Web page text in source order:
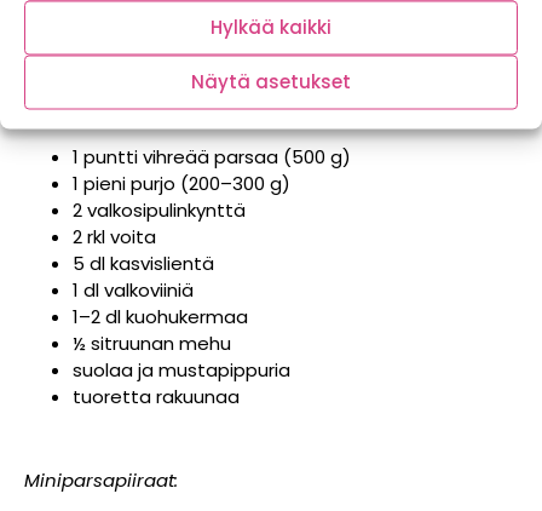
Hylkää kaikki
Näytä asetukset
Parsakeitto:
1 puntti vihreää parsaa (500 g)
1 pieni purjo (200–300 g)
2 valkosipulinkynttä
2 rkl voita
5 dl kasvislientä
1 dl valkoviiniä
1–2 dl kuohukermaa
½ sitruunan mehu
suolaa ja mustapippuria
tuoretta rakuunaa
Miniparsapiiraat: